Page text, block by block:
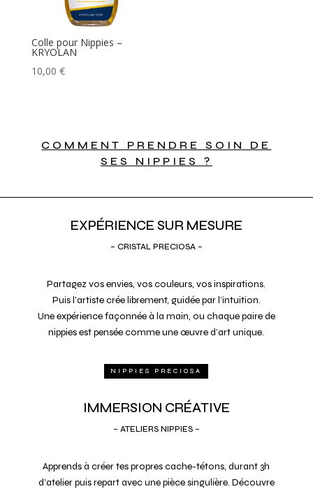
Colle pour Nippies –
KRYOLAN
10,00 €
COMMENT PRENDRE SOIN DE
SES NIPPIES ?
EXPÉRIENCE SUR MESURE
– CRISTAL PRECIOSA –
Partagez vos envies, vos couleurs, vos inspirations.
Puis l’artiste crée librement, guidée par l’intuition.
Une expérience façonnée à la main, ou chaque paire de
nippies est pensée comme une œuvre d’art unique.
NIPPIES PRECIOSA
IMMERSION CRÉATIVE
– ATELIERS NIPPIES –
Apprends à créer tes propres cache-tétons, durant 3h
d’atelier puis repart avec une pièce singulière. Découvre